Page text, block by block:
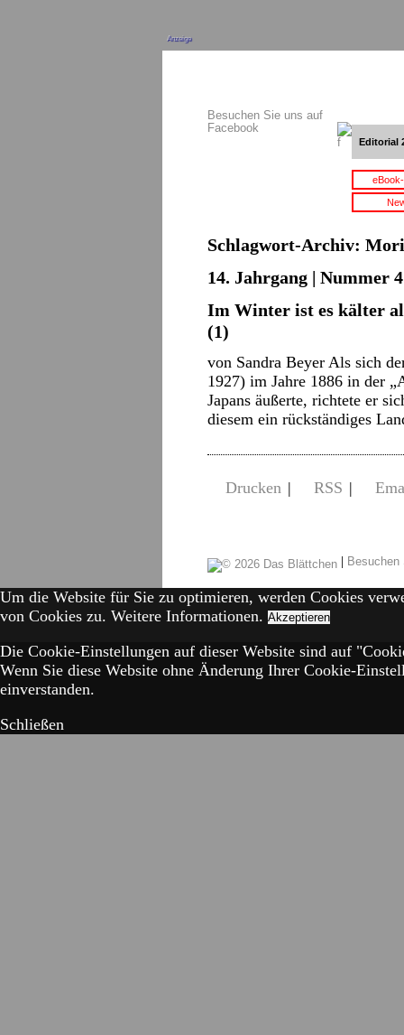
Anzeige
Besuchen Sie uns auf
Facebook
Editorial
Schlagwort-Archiv:
14. Jahrgang | Nummer
Im Winter ist es kälter
(1)
von Sandra Beyer Als sich
1927) im Jahre 1886 in der
Japans äußerte, richtete er
diesem ein rückständiges
Drucken | RSS |
|
Um die Website für Sie zu optimieren, werden Cookies
von Cookies zu. Weitere Informationen. Akzeptieren
Die Cookie-Einstellungen auf dieser Website sind auf
Wenn Sie diese Website ohne Änderung Ihrer Cookie-
einverstanden.
Schließen